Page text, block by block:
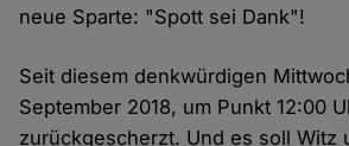
neue Sparte: "Spott sei Dank"!
Seit diesem denkwürdigen
September 2018, um Punkt 12:00
zurückgescherzt. Und es soll Witz